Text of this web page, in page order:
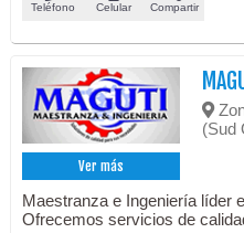
Teléfono Celular Compartir
Ver más
(Sud
Maestranza e Ingeniería líder
Ofrecemos servicios de